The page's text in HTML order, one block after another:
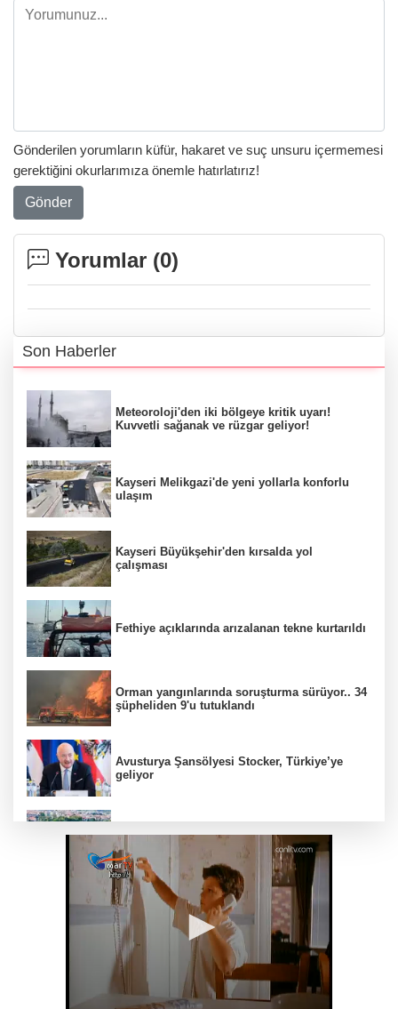
Gönderilen yorumların küfür, hakaret ve suç unsuru içermemesi
gerektiğini okurlarımıza önemle hatırlatırız!
Gönder
Yorumlar (0)
Son Haberler
Meteoroloji'den iki bölgeye kritik uyarı!
Kuvvetli sağanak ve rüzgar geliyor!
Kayseri Melikgazi'de yeni yollarla konforlu
ulaşım
Kayseri Büyükşehir'den kırsalda yol
çalışması
Fethiye açıklarında arızalanan tekne kurtarıldı
Orman yangınlarında soruşturma sürüyor.. 34
şüpheliden 9'u tutuklandı
Avusturya Şansölyesi Stocker, Türkiye’ye
geliyor
taşınıyor
Aydınlı milli atlet Koray Uygun, U20 Dünya
Şampiyonası’nda yarı finalde
J70 Türkiye Turu 3. ayakta Team Nautique
Yachting şampiyonluğu elde etti